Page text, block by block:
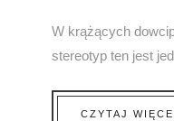
W krążących
stereotyp ten jest
CZYTAJ